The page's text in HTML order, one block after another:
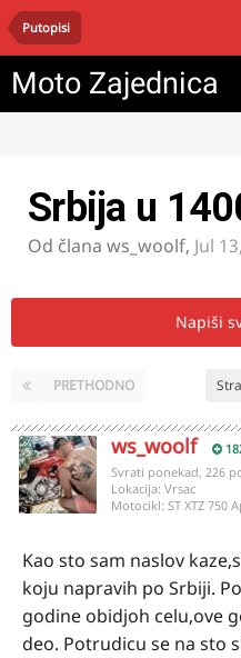
Putopisi
Moto Zajednica
Srbija u
Od člana ws_woolf, Jul
Napiši
PRETHODNO
ws_woolf
Svrati ponekad, 226
Lokacija: Vrsac
Motocikl: ST XTZ 750
Kao sto sam naslov
koju napravih po Srbiji.
godine obidjoh celu,ove
deo. Potrudicu se na sto